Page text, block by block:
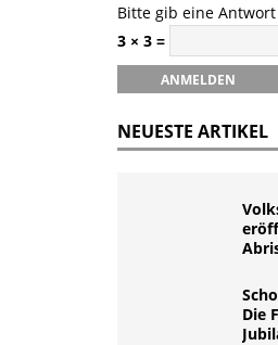
Bitte gib eine
3 × 3 =
NEUESTE ARTIKEL
Die